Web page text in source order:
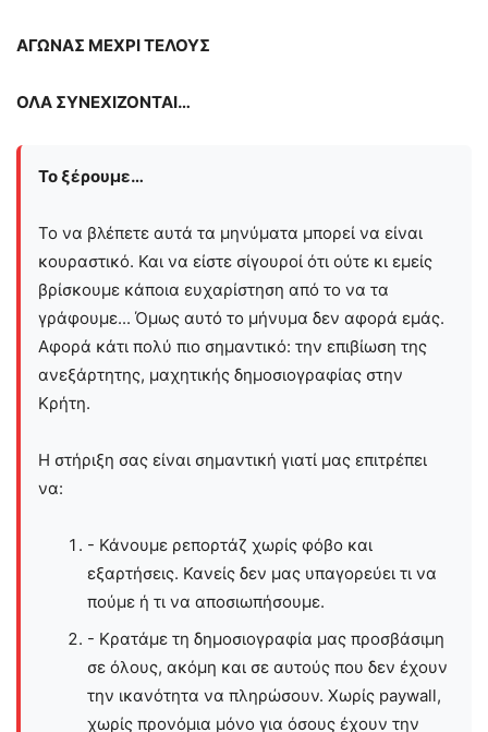
ΑΓΩΝΑΣ ΜΕΧΡΙ ΤΕΛΟΥΣ
ΟΛΑ ΣΥΝΕΧΙΖΟΝΤΑΙ…
Το ξέρουμε…
Το να βλέπετε αυτά τα μηνύματα μπορεί να είναι
κουραστικό. Και να είστε σίγουροί ότι ούτε κι εμείς
βρίσκουμε κάποια ευχαρίστηση από το να τα
γράφουμε... Όμως αυτό το μήνυμα δεν αφορά εμάς.
Αφορά κάτι πολύ πιο σημαντικό: την επιβίωση της
ανεξάρτητης, μαχητικής δημοσιογραφίας στην
Kρήτη.
Η στήριξη σας είναι σημαντική γιατί μας επιτρέπει
να:
- Κάνουμε ρεπορτάζ χωρίς φόβο και
εξαρτήσεις. Κανείς δεν μας υπαγορεύει τι να
πούμε ή τι να αποσιωπήσουμε.
- Κρατάμε τη δημοσιογραφία μας προσβάσιμη
σε όλους, ακόμη και σε αυτούς που δεν έχουν
την ικανότητα να πληρώσουν. Χωρίς paywall,
χωρίς προνόμια μόνο για όσους έχουν την